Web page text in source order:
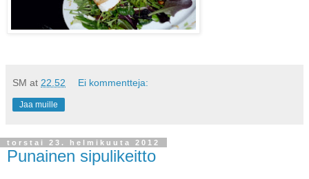
SM at 22.52 Ei kommentteja:
Jaa muille
torstai 23. helmikuuta 2012
Punainen sipulikeitto